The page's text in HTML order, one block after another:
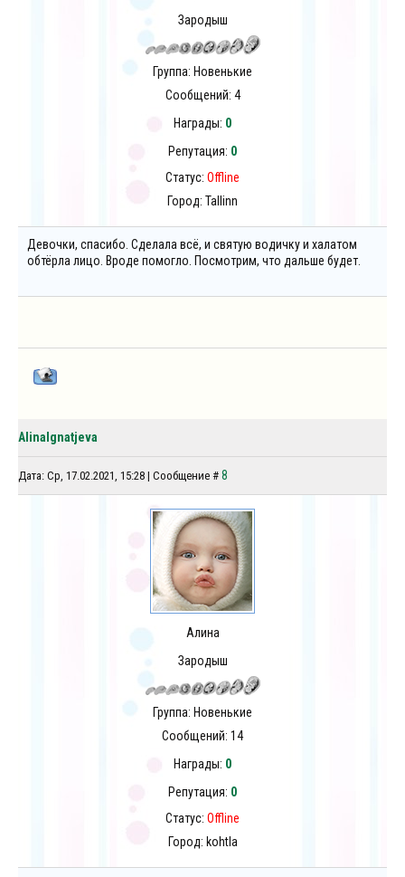
Зародыш
Группа: Новенькие
Сообщений: 4
Награды: 0
Репутация: 0
Статус: Offline
Город: Tallinn
Девочки, спасибо. Сделала всё, и святую водичку и халатом
обтёрла лицо. Вроде помогло. Посмотрим, что дальше будет.
AlinaIgnatjeva
Дата: Ср, 17.02.2021, 15:28 | Сообщение # 8
Алина
Зародыш
Группа: Новенькие
Сообщений: 14
Награды: 0
Репутация: 0
Статус: Offline
Город: kohtla